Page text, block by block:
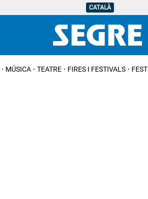
CATALÀ
MÚSICA TEATRE FIRES I FESTIVALS